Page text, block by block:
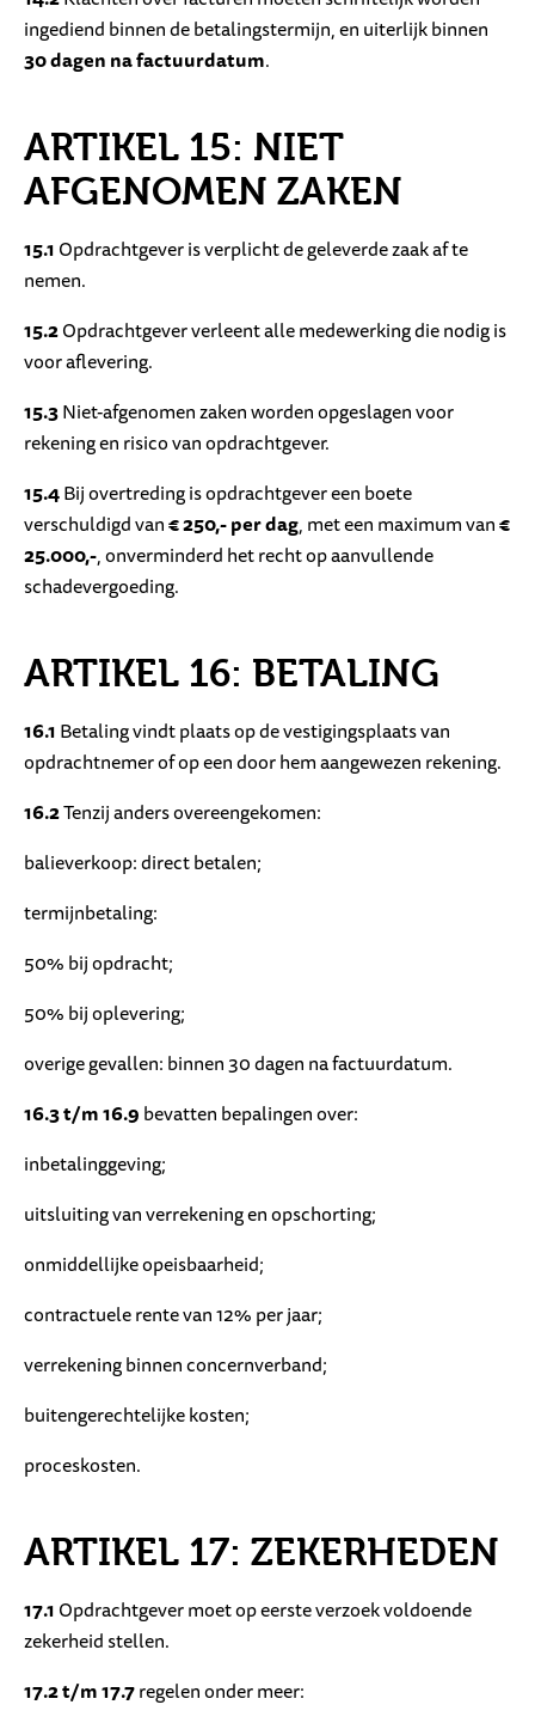
ingediend binnen de betalingstermijn, en uiterlijk binnen
30 dagen na factuurdatum.
ARTIKEL 15: NIET
AFGENOMEN ZAKEN
15.1Opdrachtgever is verplicht de geleverde zaak af te
nemen.
15.2Opdrachtgever verleent alle medewerking die nodig is
voor aflevering.
15.3Niet-afgenomen zaken worden opgeslagen voor
rekening en risico van opdrachtgever.
15.4Bij overtreding is opdrachtgever een boete
verschuldigd van€ 250,- per dag, met een maximum van€
25.000,-, onverminderd het recht op aanvullende
schadevergoeding.
ARTIKEL 16: BETALING
16.1Betaling vindt plaats op de vestigingsplaats van
opdrachtnemer of op een door hem aangewezen rekening.
16.2Tenzij anders overeengekomen:
balieverkoop: direct betalen;
termijnbetaling:
50% bij opdracht;
50% bij oplevering;
overige gevallen: binnen 30 dagen na factuurdatum.
16.3 t/m 16.9bevatten bepalingen over:
inbetalinggeving;
uitsluiting van verrekening en opschorting;
onmiddellijke opeisbaarheid;
contractuele rente van 12% per jaar;
verrekening binnen concernverband;
buitengerechtelijke kosten;
proceskosten.
ARTIKEL 17: ZEKERHEDEN
17.1Opdrachtgever moet op eerste verzoek voldoende
zekerheid stellen.
17.2 t/m 17.7regelen onder meer: